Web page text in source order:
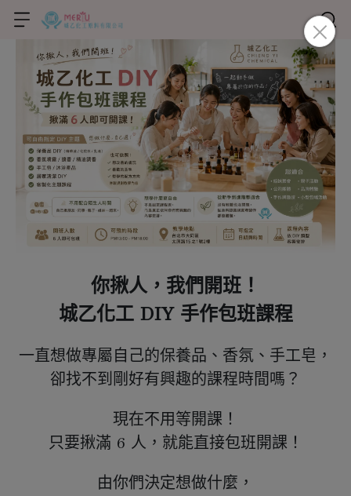
你揪人，我們開班！
城乙化工 DIY 手作包班課程
一直想做專屬自己的保養品、香氛、手工皂，
卻找不到剛好有興趣的課程時間嗎？
現在不用等開課！
只要揪滿 6 人，就能直接包班開課！
由你們決定想做什麼，